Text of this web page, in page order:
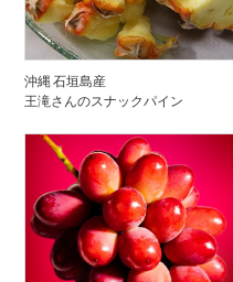
沖縄 石垣島産
王滝さんのスナックパイン